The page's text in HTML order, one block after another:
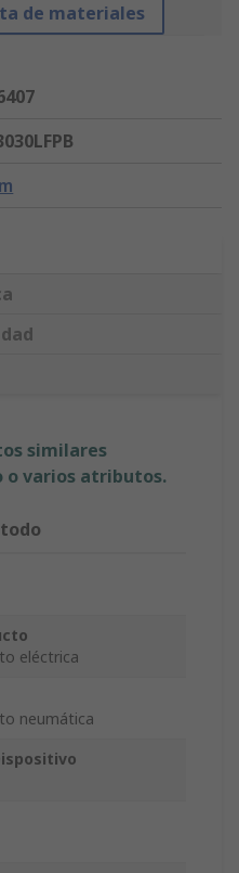
de materiales
similares
o varios atributos.
eléctrica
neumática